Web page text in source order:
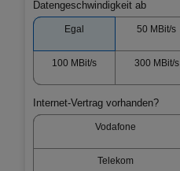
Datengeschwindigkeit ab
Egal 50 MBit/s
100 MBit/s 300 MBit/s
Internet-Vertrag vorhanden?
Vodafone
Telekom